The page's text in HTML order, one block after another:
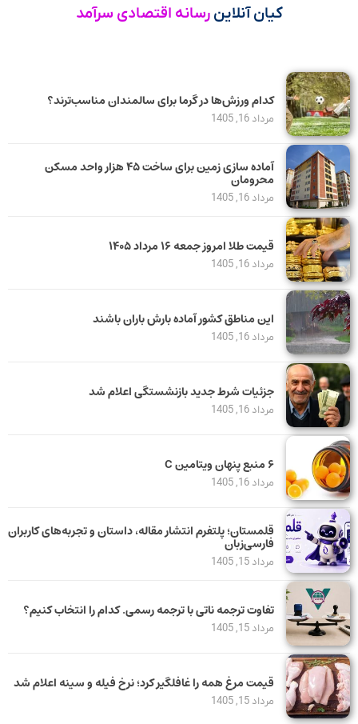
کیان آنلاین رسانه اقتصادی سرآمد
کدام ورزش‌ها در گرما برای سالمندان مناسب‌ترند؟
مرداد 16, 1405
آماده سازی زمین برای ساخت ۴۵ هزار واحد مسکن
محرومان
مرداد 16, 1405
قیمت طلا امروز جمعه ۱۶ مرداد ۱۴۰۵
مرداد 16, 1405
این مناطق کشور آماده بارش باران باشند
مرداد 16, 1405
جزئیات شرط جدید بازنشستگی اعلام شد
مرداد 16, 1405
۶ منبع پنهان ویتامین C
مرداد 16, 1405
قلمستان؛ پلتفرم انتشار مقاله، داستان و تجربه‌های کاربران
فارسی‌زبان
مرداد 15, 1405
تفاوت ترجمه ناتی با ترجمه رسمی. کدام را انتخاب کنیم؟
مرداد 15, 1405
قیمت مرغ همه را غافلگیر کرد؛ نرخ فیله و سینه اعلام شد
مرداد 15, 1405